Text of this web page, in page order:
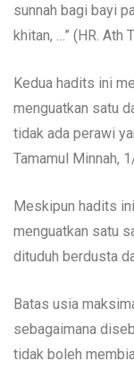
sunnah bagi bayi
khitan, …” (HR. Ath
Kedua hadits ini
menguatkan satu
tidak ada perawi
Tamamul Minnah,
Meskipun hadits
menguatkan satu
dituduh berdusta
Batas usia
sebagaimana
tidak boleh